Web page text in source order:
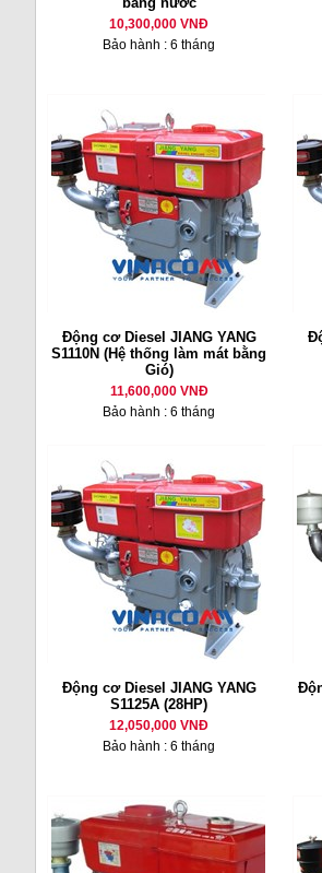
10,300,000 VNĐ
Bảo hành : 6 tháng
Động cơ Diesel JIANG YANG
S1110N (Hệ thống làm mát bằng
Gió)
11,600,000 VNĐ
Bảo hành : 6 tháng
Động cơ Diesel JIANG YANG
S1125A (28HP)
12,050,000 VNĐ
Bảo hành : 6 tháng